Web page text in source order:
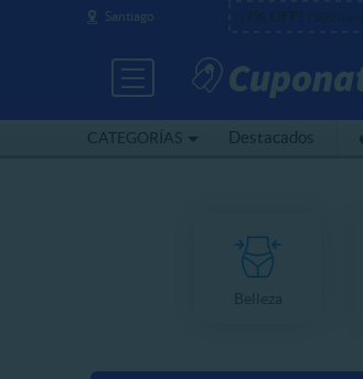
Santiago ¡7% OFF! (500 usos)
CATEGORÍAS Destacados